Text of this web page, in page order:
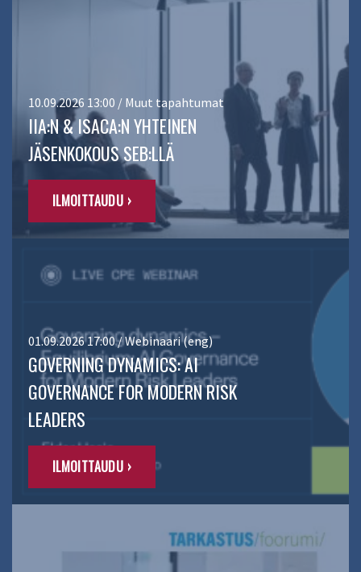
10.09.2026 13:00 / Muut tapahtumat
IIA:N & ISACA:N YHTEINEN
JÄSENKOKOUS SEB:LLÄ
ILMOITTAUDU ›
01.09.2026 17:00 / Webinaari (eng)
GOVERNING DYNAMICS: AI
GOVERNANCE FOR MODERN RISK
LEADERS
ILMOITTAUDU ›